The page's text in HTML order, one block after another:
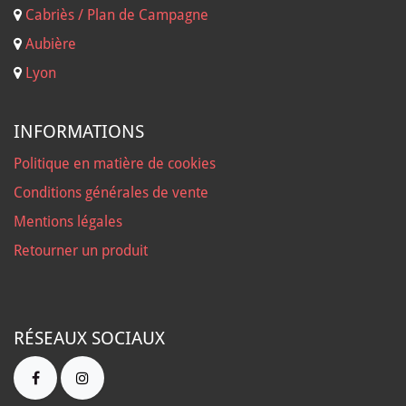
Cabriès / Plan de Campagne
Aubière
Lyon
INFORMATIONS
Politique en matière de cookies
Conditions générales de vente
Mentions légales
Retourner un produit
RÉSEAUX SOCIAUX